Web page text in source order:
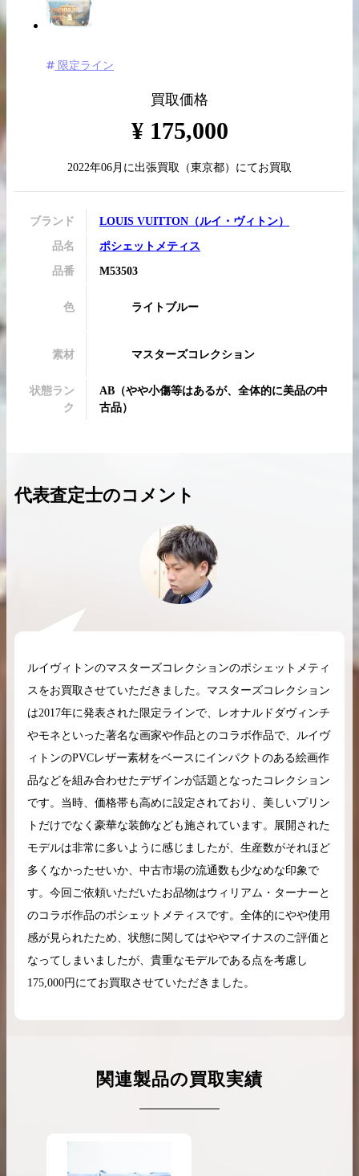
買取実績はこちらから
希少なリザード素材のバーキンの買取価格や
高く売るためのポイントを徹底解説
コラムをさらにみる
限定ライン
買取価格
¥ 175,000
2022年06月 に出張買取 （東京都）にてお買取
ブランド LOUIS VUITTON （ルイ・ヴィトン）
品名 ポシェットメティス
品番 M53503
色 ライトブルー
素材 マスターズコレクション
状態ラン
ク
AB （やや小傷等はあるが、全体的に美品の中
古品）
代表査定士のコメント
ルイヴィトンのマスターズコレクションのポシェットメティ
スをお買取させていただきました。マスターズコレクション
は2017年に発表された限定ラインで、レオナルドダヴィンチ
やモネといった著名な画家や作品とのコラボ作品で、ルイヴ
ィトンのPVCレザー素材をベースにインパクトのある絵画作
品などを組み合わせたデザインが話題となったコレクション
です。当時、価格帯も高めに設定されており、美しいプリン
トだけでなく豪華な装飾なども施されています。展開された
モデルは非常に多いように感じましたが、生産数がそれほど
多くなかったせいか、中古市場の流通数も少なめな印象で
す。今回ご依頼いただいたお品物はウィリアム・ターナーと
のコラボ作品のポシェットメティスです。全体的にやや使用
感が見られたため、状態に関してはややマイナスのご評価と
なってしまいましたが、貴重なモデルである点を考慮し
175,000円にてお買取させていただきました。
関連製品の買取実績